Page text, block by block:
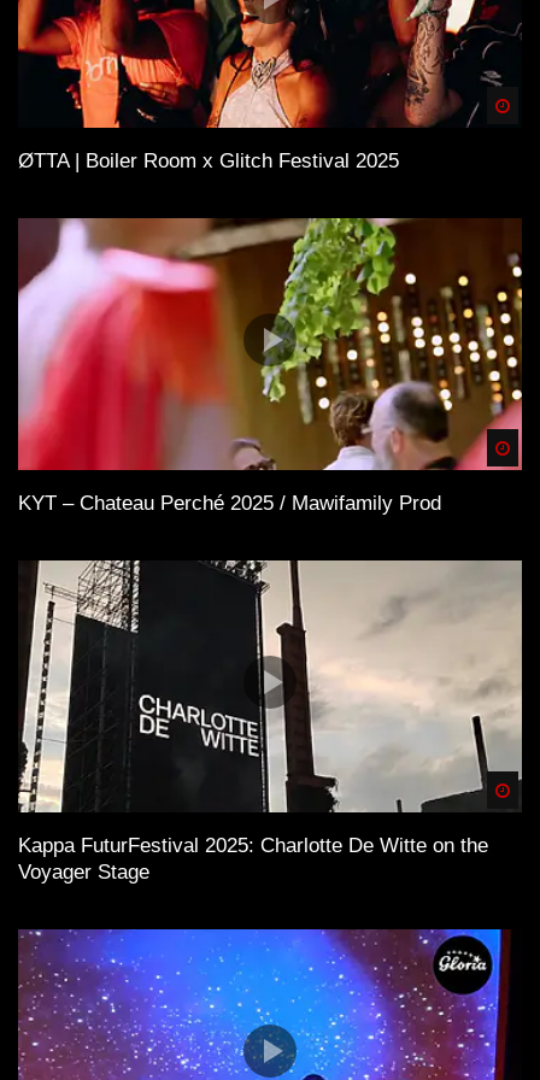
ØTTA | Boiler Room x Glitch Festival 2025
KYT – Chateau Perché 2025 / Mawifamily Prod
Kappa FuturFestival 2025: Charlotte De Witte on the
Voyager Stage